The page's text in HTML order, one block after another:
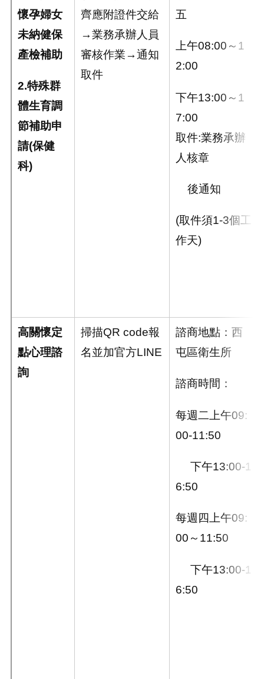
懷孕婦女
未納健保
產檢補助
2.特殊群
體生育調
節補助申
請(保健
科)
齊應附證件交給
→業務承辦人員
審核作業→通知
取件
五
上午08:00～1
2:00
下午13:00～1
7:00
取件:業務承辦
人核章
後通知
(取件須1-3個工
作天)
高關懷定
點心理諮
詢
掃描QR code報
名並加官方LINE
諮商地點：西
屯區衛生所
諮商時間：
每週二上午09:
00-11:50
下午13:00-1
6:50
每週四上午09:
00～11:50
下午13:00-1
6:50